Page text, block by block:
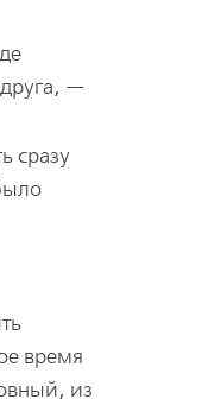
—
сразу
время
из